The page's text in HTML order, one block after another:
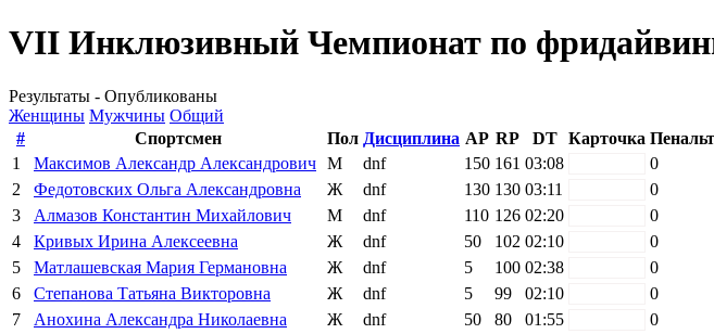
VII Инклюзивный Чемпионат по
Результаты - Опубликованы
Женщины Мужчины Общий
#
Спортсмен Пол Дисциплина AP RP DT Карточка
1
Максимов Александр Александрович М dnf 150 161 03:08 0
2
Федотовских Ольга Александровна Ж dnf 130 130 03:11 0
3
Алмазов Константин Михайлович М dnf 110 126 02:20 0
4
Кривых Ирина Алексеевна Ж dnf 50 102 02:10 0
5
Матлашевская Мария Германовна Ж dnf 5 100 02:38 0
6
Степанова Татьяна Викторовна Ж dnf 5 99 02:10 0
7
Анохина Александра Николаевна Ж dnf 50 80 01:55 0